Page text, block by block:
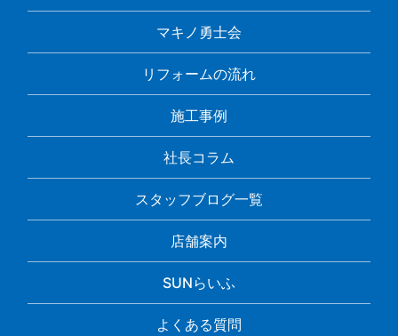
マキノ勇士会
リフォームの流れ
施工事例
社長コラム
スタッフブログ一覧
店舗案内
SUNらいふ
よくある質問